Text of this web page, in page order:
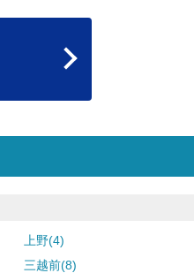
上野(4)
三越前(8)